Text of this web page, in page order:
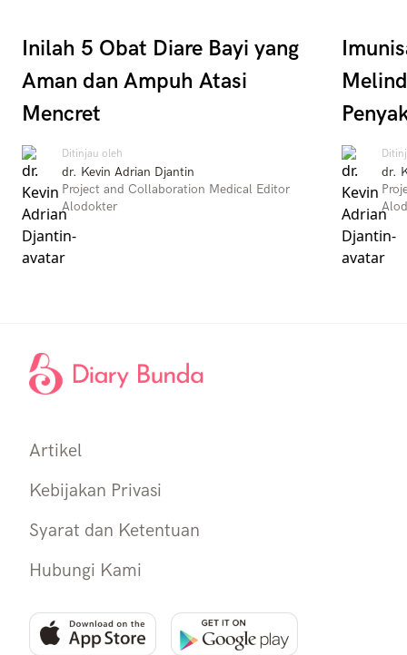
Inilah 5 Obat Diare Bayi yang
Aman dan Ampuh Atasi
Mencret
Ditinjau oleh
dr. Kevin Adrian Djantin
Project and Collaboration Medical Editor
Alodokter
dr.
Artikel
Kebijakan Privasi
Syarat dan Ketentuan
Hubungi Kami